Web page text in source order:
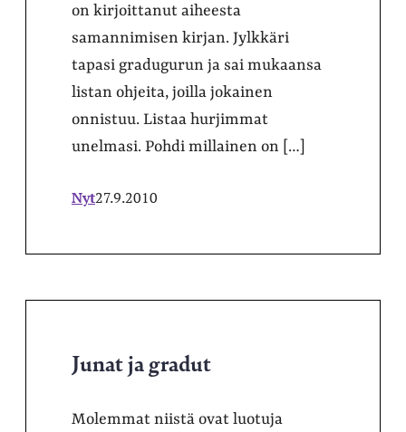
on kirjoittanut aiheesta
samannimisen kirjan. Jylkkäri
tapasi gradugurun ja sai mukaansa
listan ohjeita, joilla jokainen
onnistuu. Listaa hurjimmat
unelmasi. Pohdi millainen on […]
Nyt27.9.2010
Junat ja gradut
Molemmat niistä ovat luotuja